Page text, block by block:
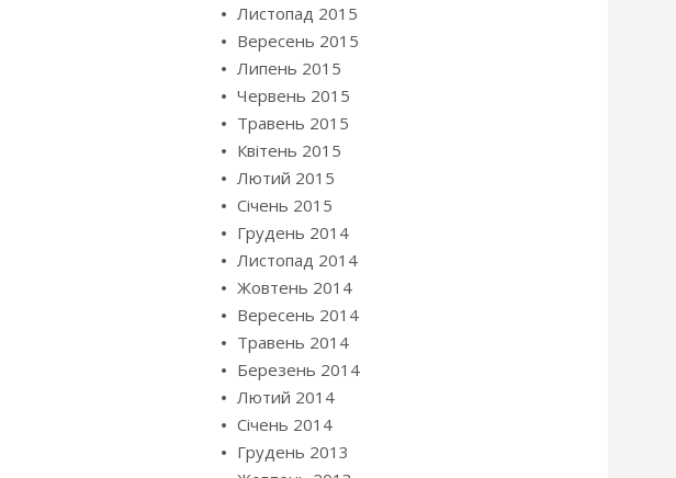
Листопад 2015
Вересень 2015
Липень 2015
Червень 2015
Травень 2015
Квітень 2015
Лютий 2015
Січень 2015
Грудень 2014
Листопад 2014
Жовтень 2014
Вересень 2014
Травень 2014
Березень 2014
Лютий 2014
Січень 2014
Грудень 2013